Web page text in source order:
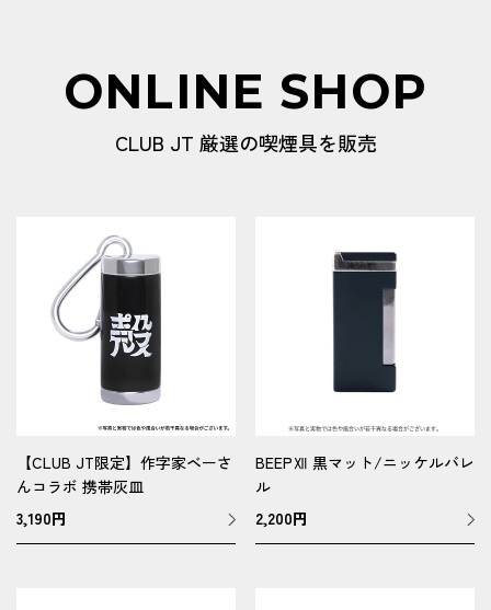
ONLINE SHOP
CLUB JT 厳選の喫煙具を販売
【CLUB JT限定】作字家ベーさ
んコラボ 携帯灰皿
3,190円
BEEPⅫ 黒マット/ニッケルバレ
ル
2,200円